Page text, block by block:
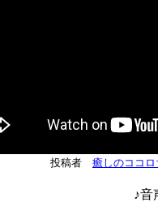
投稿者 癒しのココ
♪音